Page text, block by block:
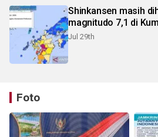
Shinkansen masih
magnitudo 7,1 di
Jul 29th
Foto